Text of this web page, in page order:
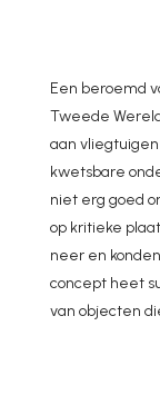
Een beroemd
Tweede
aan
kwetsbare
niet erg goed
op kritieke
neer en
concept heet
van objecten